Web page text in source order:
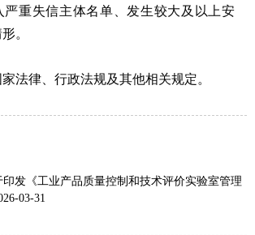
严重失信主体名单、发生较大及以上安
。
法律、行政法规及其他相关规定。
发《工业产品质量控制和技术评价实验室管理
03-31